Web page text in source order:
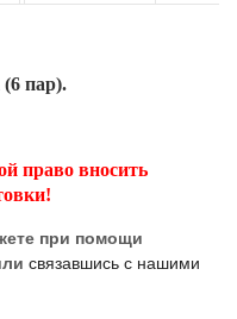
пар).
право вносить
при помощи
связавшись с нашими